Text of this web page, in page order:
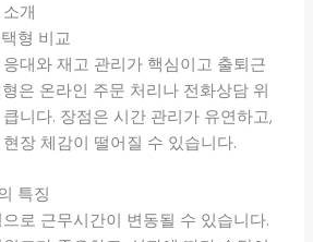
개
형 비교
대와 재고 관리가 핵심이고 출퇴근
은 온라인 주문 처리나 전화상담 위
니다. 장점은 시간 관리가 유연하고,
장 체감이 떨어질 수 있습니다.
특징
로 근무시간이 변동될 수 있습니다.